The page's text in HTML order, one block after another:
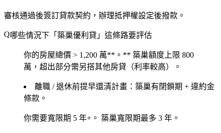
審核通過後簽訂貸款契約，辦理抵押權設定後撥款。
哪些情況下「築巢優利貸」這條路要評估
你的房屋總價 > 1,200 萬**。** 築巢額度上限 800
萬，超出部分需另搭其他房貸（利率較高）。
離職 / 退休前提早還清計畫 ：築巢有閉鎖期 + 違約金
條款。
你需要寬限期 5 年+ 。 築巢寬限期最多 3 年。